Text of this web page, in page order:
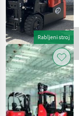
Rabljeni stroj